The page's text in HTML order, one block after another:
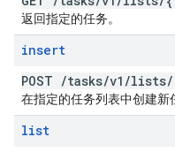
返回指定的任务。
insert
POST /tasks/v1 /lists/
在指定的任务列表中创建新
list